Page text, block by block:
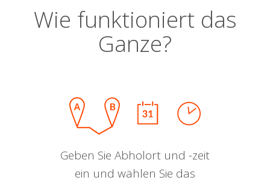
Wie funktioniert das
Ganze?
Geben Sie Abholort und -zeit
ein und wählen Sie das